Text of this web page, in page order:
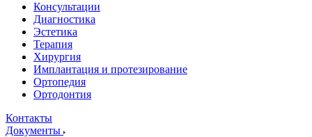
Консультации
Диагностика
Эстетика
Терапия
Хирургия
Имплантация и протезирование
Ортопедия
Ортодонтия
Контакты
Документы